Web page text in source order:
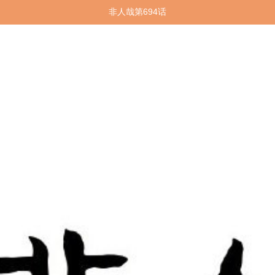
非人哉第694话